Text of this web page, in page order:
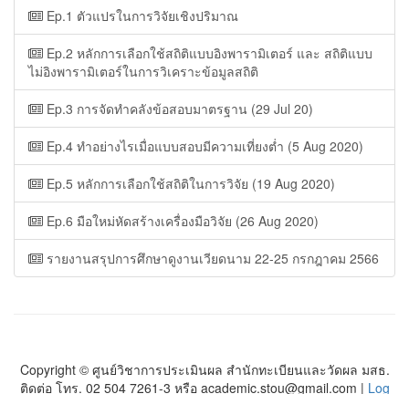
Ep.1 ตัวแปรในการวิจัยเชิงปริมาณ
Ep.2 หลักการเลือกใช้สถิติแบบอิงพารามิเตอร์ และ สถิติแบบ
ไม่อิงพารามิเตอร์ในการวิเคราะข้อมูลสถิติ
Ep.3 การจัดทำคลังข้อสอบมาตรฐาน (29 Jul 20)
Ep.4 ทำอย่างไรเมื่อแบบสอบมีความเที่ยงต่ำ (5 Aug 2020)
Ep.5 หลักการเลือกใช้สถิติในการวิจัย (19 Aug 2020)
Ep.6 มือใหม่หัดสร้างเครื่องมือวิจัย (26 Aug 2020)
รายงานสรุปการศึกษาดูงานเวียดนาม 22-25 กรกฎาคม 2566
Copyright © ศูนย์วิชาการประเมินผล สำนักทะเบียนและวัดผล มสธ.
ติดต่อ โทร. 02 504 7261-3 หรือ academic.stou@gmail.com | Log